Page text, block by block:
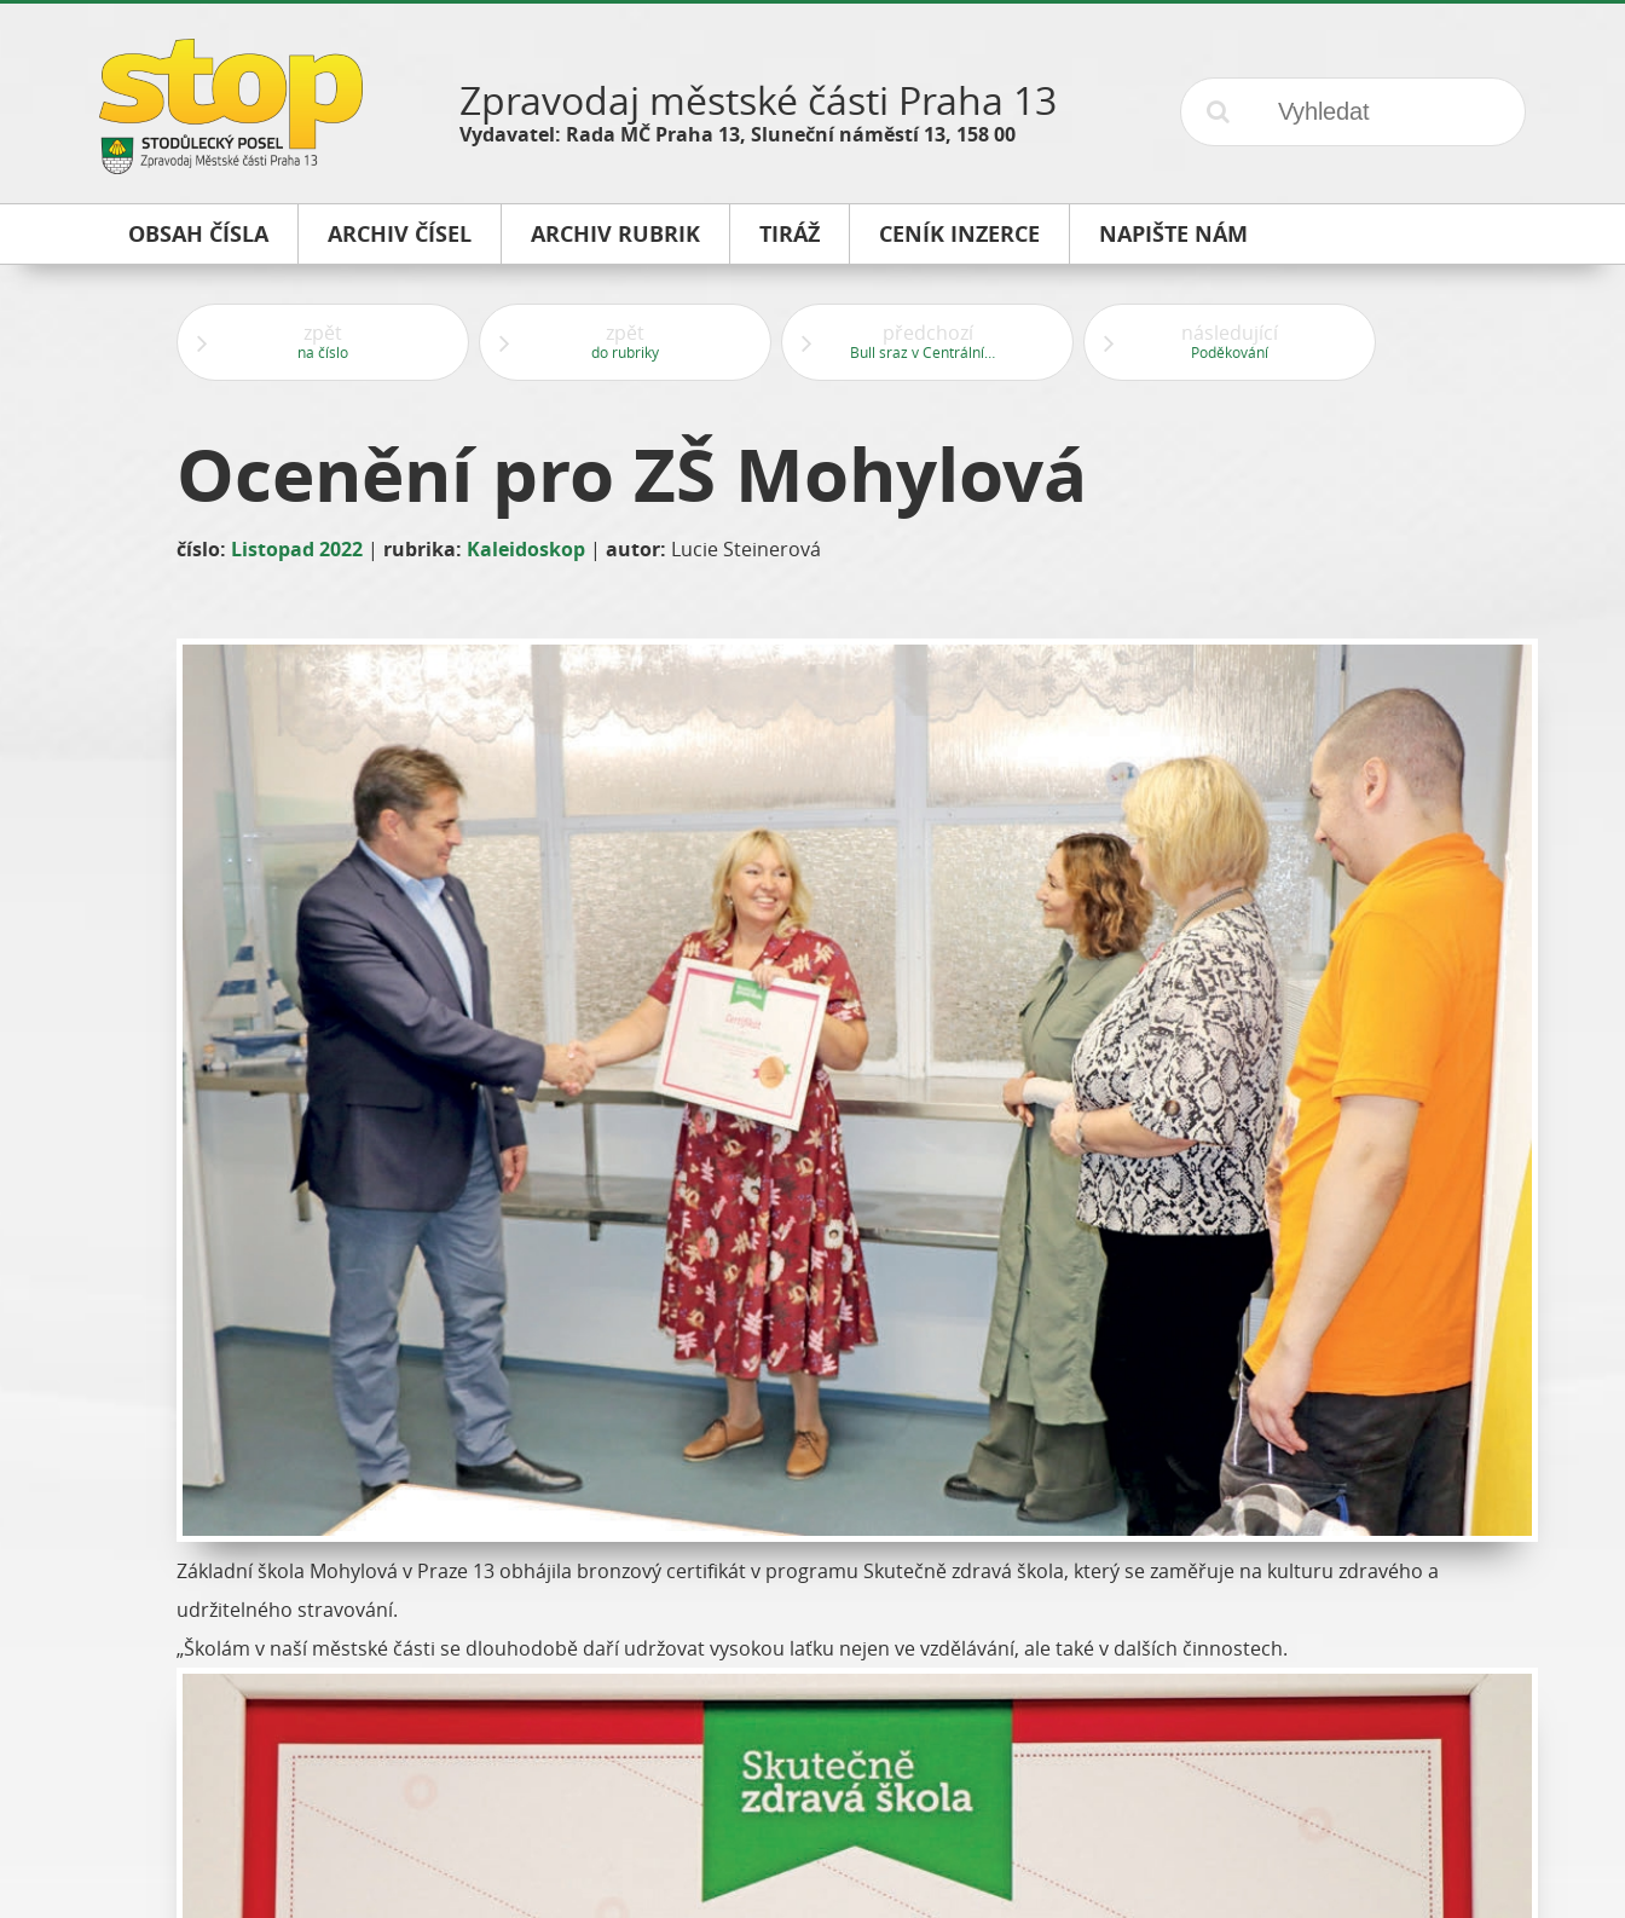
Zpravodaj městské části Praha 13
Vydavatel: Rada MČ Praha 13, Sluneční náměstí 13, 158 00
OBSAH ČÍSLA ARCHIV ČÍSEL ARCHIV RUBRIK TIRÁŽ CENÍK INZERCE NAPIŠTE NÁM
zpět
na číslo
zpět
do rubriky
předchozí následující
Poděkování
Ocenění pro ZŠ Mohylová
číslo: Listopad 2022 | rubrika: Kaleidoskop | autor: Lucie Steinerová
Základní škola Mohylová v Praze 13 obhájila bronzový certifikát v programu Skutečně zdravá škola, který se zaměřuje na kulturu zdravého a
udržitelného stravování.
„Školám v naší městské části se dlouhodobě daří udržovat vysokou laťku nejen ve vzdělávání, ale také v dalších činnostech.